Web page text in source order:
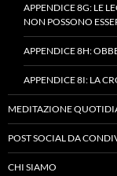
APPENDICE 8G: LE
NON POSSONO
APPENDICE 8H:
APPENDICE 8I: LA
MEDITAZIONE
POST SOCIAL DA
CHI SIAMO